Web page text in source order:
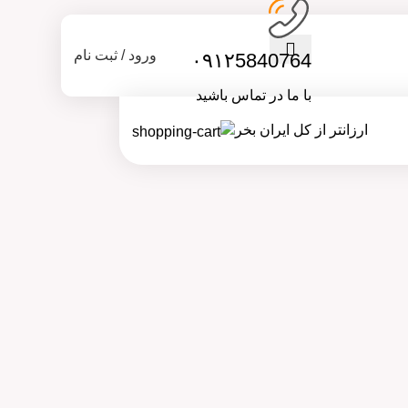
۰۹۱۲5840764
با ما در تماس باشید
ورود / ثبت نام
ارزانتر از کل ایران بخر